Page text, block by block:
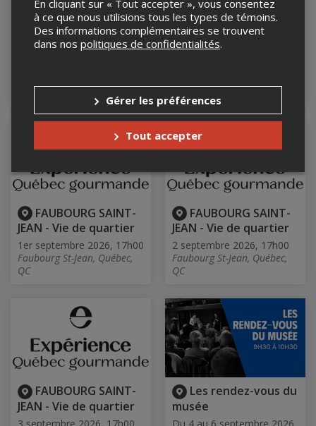
FAUBOURG SAINT-
JEAN - Vie de quartier
FAUBOURG SAINT-
JEAN - Vie de quartier
FAUBOURG SAINT-
JEAN - Vie de quartier
1er septembre 2026, 17h00
Faubourg St-Jean, Québec,
QC
FAUBOURG SAINT-
JEAN - Vie de quartier
2 septembre 2026, 17h00
Faubourg St-Jean, Québec,
QC
FAUBOURG SAINT-
JEAN - Vie de quartier
3 septembre 2026, 17h00
Les rendez-vous du
musée
Du 4 au 6 septembre 2026
En cliquant sur « Tout accepter », vous consentez
à ce que nous utilisions tous les types de témoins.
Des informations complémentaires se trouvent
dans nos politiques de confidentialités.
Gérer les préférences
Tout accepter